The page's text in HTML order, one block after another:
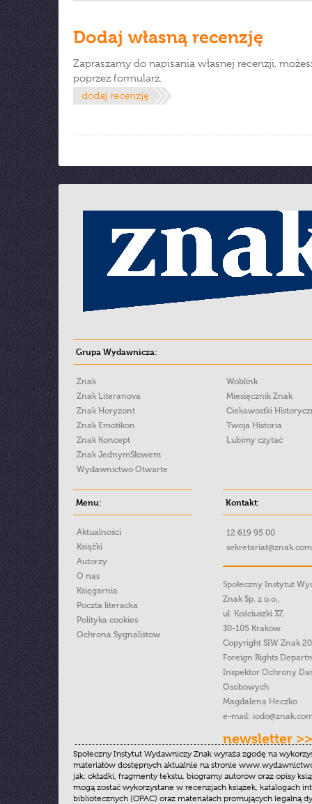
Dodaj własną recenzję
Zapraszamy do napisania własnej recenzji,
poprzez formularz.
Grupa Wydawnicza:
Znak
Znak Literanova
Znak Horyzont
Znak Emotikon
Znak Koncept
Znak JednymSłowem
Wydawnictwo Otwarte
Woblink
Miesięcznik Znak
Ciekawostki
Twoja Historia
Lubimy czytać
Menu:
Aktualności
Książki
Autorzy
O nas
Księgarnia
Poczta literacka
Polityka cookies
Ochrona Sygnalistow
Kontakt:
12 619 95 00
Społeczny Instytut
Znak Sp. z o.o.,
ul. Kościuszki 37,
30-105 Kraków
Copyright SIW Znak
Foreign Rights
Inspektor Ochrony
Osobowych
Magdalena Heczko
e-mail:
newsletter >>
Społeczny Instytut Wydawniczy Znak wyraża zgodę na
materiałów dostępnych aktualnie na stronie
jak: okładki, fragmenty tekstu, biogramy autorów oraz opisy
mogą zostać wykorzystane w recenzjach książek, katalogach
bibliotecznych (OPAC) oraz materiałach promujących legalną